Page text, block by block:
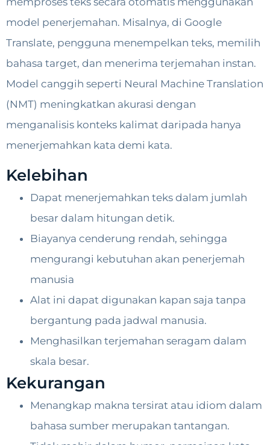
model penerjemahan. Misalnya, di Google
Translate, pengguna menempelkan teks, memilih
bahasa target, dan menerima terjemahan instan.
Model canggih seperti Neural Machine Translation
(NMT) meningkatkan akurasi dengan
menganalisis konteks kalimat daripada hanya
menerjemahkan kata demi kata.
Kelebihan
Dapat menerjemahkan teks dalam jumlah
besar dalam hitungan detik.
Biayanya cenderung rendah, sehingga
mengurangi kebutuhan akan penerjemah
manusia
Alat ini dapat digunakan kapan saja tanpa
bergantung pada jadwal manusia.
Menghasilkan terjemahan seragam dalam
skala besar.
Kekurangan
Menangkap makna tersirat atau idiom dalam
bahasa sumber merupakan tantangan.